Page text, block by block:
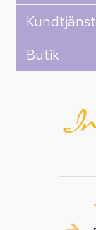
Kundtjänst
Butik